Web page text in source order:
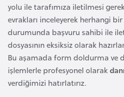
yolu ile tarafımıza iletilmesi
evrakları inceleyerek herhangi
durumunda başvuru sahibi ile
dosyasının eksiksiz olarak
Bu aşamada form doldurma ve
işlemlerle profesyonel olarak
verdiğimizi hatırlatırız.
a
F
l
d